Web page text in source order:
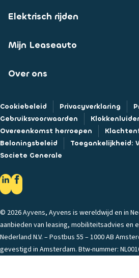
Elektrisch rijden
Mijn Leaseauto
Over ons
Cookiebeleid Privacyverklaring
Gebruiksvoorwaarden
Overeenkomst herroepen
Beloningsbeleid
Toegankelijkheid:
Societe Generale
© 2026 Ayvens, Ayvens is wereldwijd en in
aanbieden van leasing, mobiliteitsadvies en
Nederland N.V. – Postbus 55 – 1000 AB
gevestigd in Amsterdam. Btw-nummer: